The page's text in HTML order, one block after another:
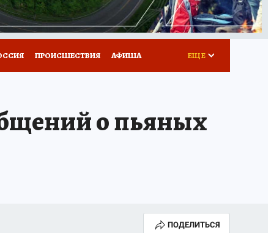
ПРОИСШЕСТВИЯ АФИША ЕЩЕ
о пьяных
ПОДЕЛИТЬСЯ